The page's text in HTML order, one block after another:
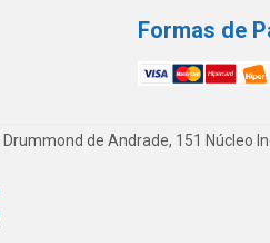
Formas de
de Andrade, 151 Núcleo